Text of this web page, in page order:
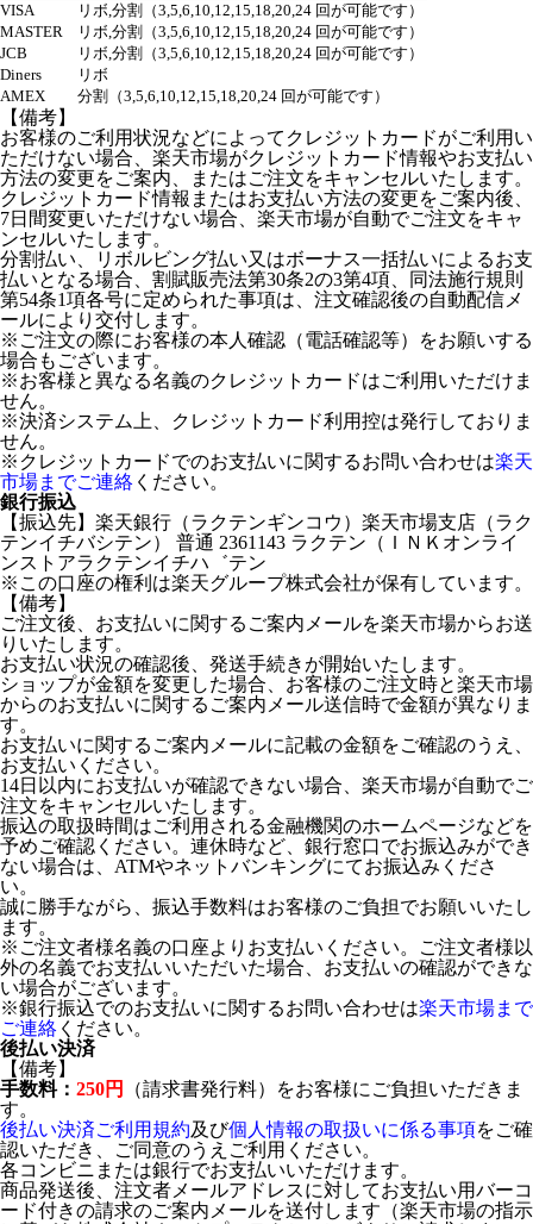
VISA
リボ,分割（3,5,6,10,12,15,18,20,24 回が可能です）
MASTER
リボ,分割（3,5,6,10,12,15,18,20,24 回が可能です）
JCB
リボ,分割（3,5,6,10,12,15,18,20,24 回が可能です）
Diners
リボ
AMEX
分割（3,5,6,10,12,15,18,20,24 回が可能です）
【備考】
お客様のご利用状況などによってクレジットカードがご利用い
ただけない場合、楽天市場がクレジットカード情報やお支払い
方法の変更をご案内、またはご注文をキャンセルいたします。
クレジットカード情報またはお支払い方法の変更をご案内後、
7日間変更いただけない場合、楽天市場が自動でご注文をキャ
ンセルいたします。
分割払い、リボルビング払い又はボーナス一括払いによるお支
払いとなる場合、割賦販売法第30条2の3第4項、同法施行規則
第54条1項各号に定められた事項は、注文確認後の自動配信メ
ールにより交付します。
※ご注文の際にお客様の本人確認（電話確認等）をお願いする
場合もございます。
※お客様と異なる名義のクレジットカードはご利用いただけま
せん。
※決済システム上、クレジットカード利用控は発行しておりま
せん。
※クレジットカードでのお支払いに関するお問い合わせは楽天
市場までご連絡 ください。
銀行振込
【振込先】楽天銀行（ラクテンギンコウ）楽天市場支店（ラク
テンイチバシテン） 普通 2361143 ラクテン（ＩＮＫオンライ
ンストアラクテンイチハ゛テン
※この口座の権利は楽天グループ株式会社が保有しています。
【備考】
ご注文後、お支払いに関するご案内メールを楽天市場からお送
りいたします。
お支払い状況の確認後、発送手続きが開始いたします。
ショップが金額を変更した場合、お客様のご注文時と楽天市場
からのお支払いに関するご案内メール送信時で金額が異なりま
す。
お支払いに関するご案内メールに記載の金額をご確認のうえ、
お支払いください。
14日以内にお支払いが確認できない場合、楽天市場が自動でご
注文をキャンセルいたします。
振込の取扱時間はご利用される金融機関のホームページなどを
予めご確認ください。連休時など、銀行窓口でお振込みができ
ない場合は、ATMやネットバンキングにてお振込みくださ
い。
誠に勝手ながら、振込手数料はお客様のご負担でお願いいたし
ます。
※ご注文者様名義の口座よりお支払いください。ご注文者様以
外の名義でお支払いいただいた場合、お支払いの確認ができな
い場合がございます。
※銀行振込でのお支払いに関するお問い合わせは楽天市場まで
ご連絡 ください。
後払い決済
【備考】
手数料： 250円
（請求書発行料）をお客様にご負担いただきま
す。
後払い決済ご利用規約及び個人情報の取扱いに係る事項をご確
認いただき、ご同意のうえご利用ください。
各コンビニまたは銀行でお支払いいただけます。
商品発送後、注文者メールアドレスに対してお支払い用バーコ
ード付きの請求のご案内メールを送付します（楽天市場の指示